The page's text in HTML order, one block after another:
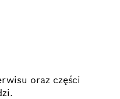
oraz części